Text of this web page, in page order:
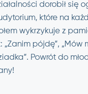
dorobił się
które na
wykrzykuje z
pójdę”, „Mów
Powrót do